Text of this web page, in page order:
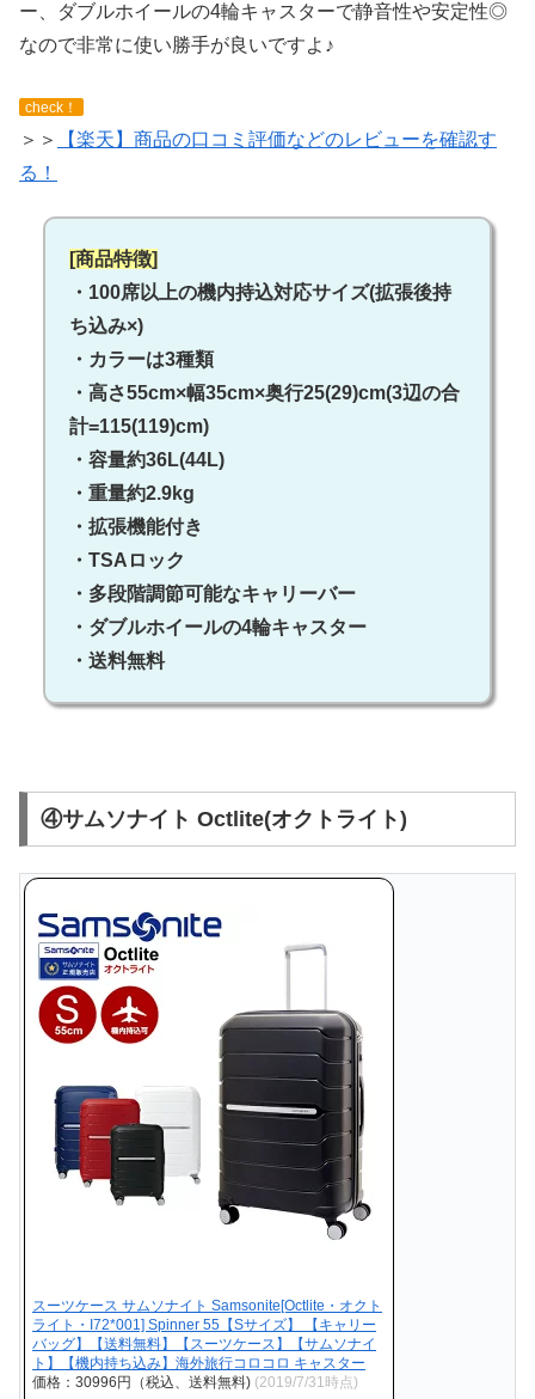
ー、ダブルホイールの4輪キャスターで静音性や安定性◎
なので非常に使い勝手が良いですよ♪
check！
＞＞
【楽天】商品の口コミ評価などのレビューを確認す
る！
[商品特徴]
・100席以上の機内持込対応サイズ(拡張後持
ち込み×)
・カラーは3種類
・高さ55cm×幅35cm×奥行25(29)cm(3辺の合
計=115(119)cm)
・容量約36L(44L)
・重量約2.9kg
・拡張機能付き
・TSAロック
・多段階調節可能なキャリーバー
・ダブルホイールの4輪キャスター
・送料無料
④サムソナイト Octlite(オクトライト)
スーツケース サムソナイト Samsonite[Octlite・オクト
ライト・I72*001] Spinner 55【Sサイズ】 【キャリー
バッグ】【送料無料】【スーツケース】【サムソナイ
ト】【機内持ち込み】海外旅行コロコロ キャスター
価格：30996円（税込、送料無料) (2019/7/31時点)